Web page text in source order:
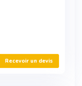
Recevoir un devis